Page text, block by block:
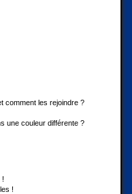
comment les rejoindre ?
une couleur différente ?
!
!